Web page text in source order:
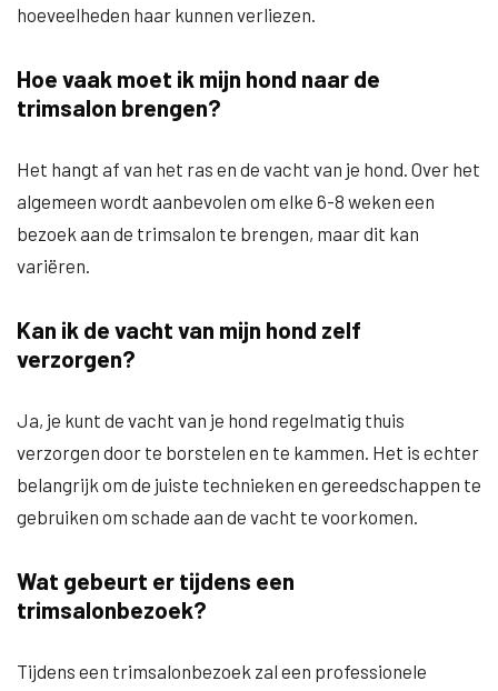
hoeveelheden haar kunnen verliezen.
Hoe vaak moet ik mijn hond naar de
trimsalon brengen?
Het hangt af van het ras en de vacht van je hond. Over het
algemeen wordt aanbevolen om elke 6-8 weken een
bezoek aan de trimsalon te brengen, maar dit kan
variëren.
Kan ik de vacht van mijn hond zelf
verzorgen?
Ja, je kunt de vacht van je hond regelmatig thuis
verzorgen door te borstelen en te kammen. Het is echter
belangrijk om de juiste technieken en gereedschappen te
gebruiken om schade aan de vacht te voorkomen.
Wat gebeurt er tijdens een
trimsalonbezoek?
Tijdens een trimsalonbezoek zal een professionele